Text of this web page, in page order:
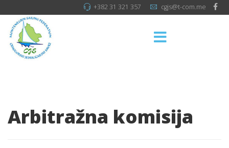
+382 31 321 357 cgjs@t-com.me
Arbitražna komisija